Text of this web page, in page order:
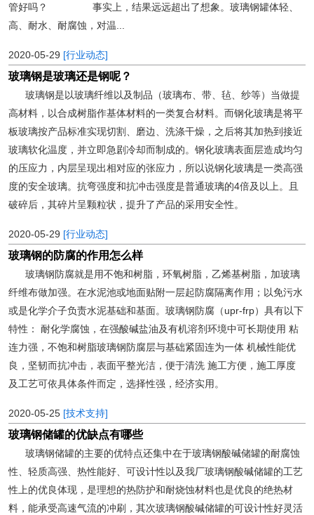
管好吗？ 事实上，结果远远超出了想象。玻璃钢罐体轻、
高、耐水、耐腐蚀，对温...
2020-05-29 [行业动态]
玻璃钢是玻璃还是钢呢？
玻璃钢是以玻璃纤维以及制品（玻璃布、带、毡、纱等）当做提
高材料，以合成树脂作基体材料的一类复合材料。而钢化玻璃是将平
板玻璃按产品标准实现切割、磨边、洗涤干燥，之后将其加热到接近
玻璃软化温度，并立即急剧冷却而制成的。钢化玻璃表面层造成均匀
的压应力，内层呈现出相对应的张应力，所以说钢化玻璃是一类高强
度的安全玻璃。抗弯强度和抗冲击强度是普通玻璃的4倍及以上。且
破碎后，其碎片呈颗粒状，提升了产品的采用安全性。
2020-05-29 [行业动态]
玻璃钢的防腐的作用怎么样
玻璃钢防腐就是用不饱和树脂，环氧树脂，乙烯基树脂，加玻璃
纤维布做加强。在水泥池或地面贴附一层起防腐隔离作用；以免污水
或是化学介子负责水泥基础和基面。玻璃钢防腐（upr-frp）具有以下
特性： 耐化学腐蚀，在强酸碱盐油及有机溶剂环境中可长期使用 粘
连力强，不饱和树脂玻璃钢防腐层与基础紧固连为一体 机械性能优
良，坚韧而抗冲击，表面平整光洁，便于清洗 施工方便，施工厚度
及工艺可依具体条件而定，选择性强，经济实用。
2020-05-25 [技术支持]
玻璃钢储罐的优缺点有哪些
玻璃钢储罐的主要的优特点还集中在于玻璃钢酸碱储罐的耐腐蚀
性、轻质高强、热性能好、可设计性以及我厂玻璃钢酸碱储罐的工艺
性上的优良体现，是理想的热防护和耐烧蚀材料也是优良的绝热材
料，能承受高速气流的冲刷，其次玻璃钢酸碱储罐的可设计性好灵活